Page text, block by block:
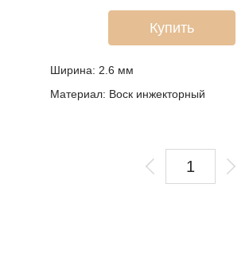
Купить
Ширина: 2.6 мм
Материал: Воск инжекторный